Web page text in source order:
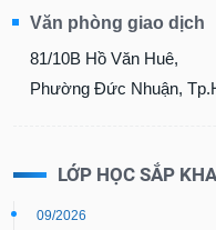
Văn phòng giao dịch
81/10B Hồ Văn Huê,
Phường Đức Nhuận,
LỚP HỌC SẮP
09/2026